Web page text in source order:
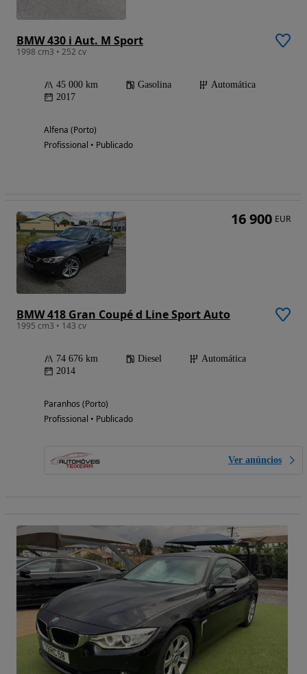
BMW 430 i Aut. M Sport
1998 cm3 • 252 cv
45 000 km Gasolina
Automática
2017
Alfena (Porto)
Profissional • Publicado
BMW 418 Gran Coupé d Line Sport Auto
1995 cm3 • 143 cv
74 676 km Diesel
Automática
2014
Paranhos (Porto)
Profissional • Publicado
Ver anúncios
16 900 EUR